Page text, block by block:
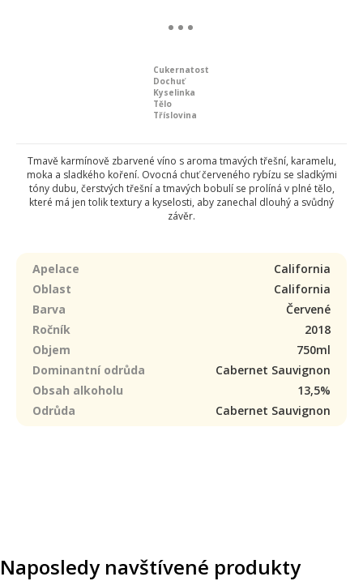
Cukernatost
Dochuť
Kyselinka
Tělo
Tříslovina
Tmavě karmínově zbarvené víno s aroma tmavých třešní, karamelu,
moka a sladkého koření. Ovocná chuť červeného rybízu se sladkými
tóny dubu, čerstvých třešní a tmavých bobulí se prolíná v plné tělo,
které má jen tolik textury a kyselosti, aby zanechal dlouhý a svůdný
závěr.
Apelace
California
Oblast
California
Barva
Červené
Ročník
2018
Objem
750ml
Dominantní odrůda
Cabernet Sauvignon
Obsah alkoholu
13,5%
Odrůda
Cabernet Sauvignon
Naposledy navštívené produkty